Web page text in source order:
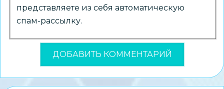
представляете из себя автоматическую
спам-рассылку.